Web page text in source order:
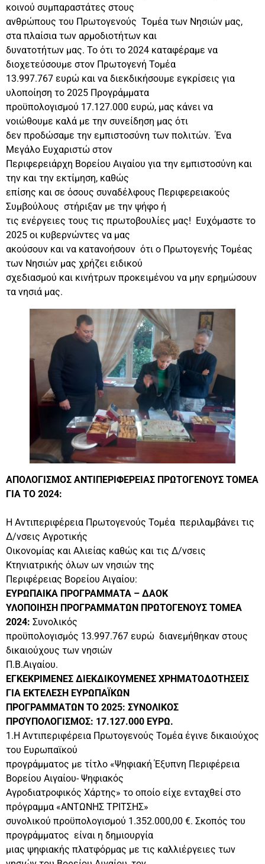
κοινού συμπαραστάτες στους
ανθρώπους του Πρωτογενούς Τομέα των Νησιών μας,
στα πλαίσια των αρμοδιοτήτων και
δυνατοτήτων μας. Το ότι το 2024 καταφέραμε να
διοχετεύσουμε στον Πρωτογενή Τομέα
13.997.767 ευρώ και να διεκδικήσουμε εγκρίσεις για
υλοποίηση το 2025 Προγράμματα
προϋπολογισμού 17.127.000 ευρώ, μας κάνει να
νοιώθουμε καλά με την συνείδηση μας ότι
δεν προδώσαμε την εμπιστοσύνη των πολιτών. Ένα
Μεγάλο Ευχαριστώ στον
Περιφερειάρχη Βορείου Αιγαίου για την εμπιστοσύνη και
την και την εκτίμηση, καθώς
επίσης και σε όσους συναδέλφους Περιφερειακούς
Συμβούλους στήριξαν με την ψήφο ή
τις ενέργειες τους τις πρωτοβουλίες μας! Ευχόμαστε το
2025 οι κυβερνώντες να μας
ακούσουν και να κατανοήσουν ότι ο Πρωτογενής Τομέας
των Νησιών μας χρήζει ειδικού
σχεδιασμού και κινήτρων προκειμένου να μην ερημώσουν
τα νησιά μας.
ΑΠΟΛΟΓΙΣΜΟΣ ΑΝΤΙΠΕΡΙΦΕΡΕΙΑΣ ΠΡΩΤΟΓΕΝΟΥΣ ΤΟΜΕΑ
ΓΙΑ ΤΟ 2024:
Η Αντιπεριφέρεια Πρωτογενούς Τομέα περιλαμβάνει τις
Δ/νσεις Αγροτικής
Οικονομίας και Αλιείας καθώς και τις Δ/νσεις
Κτηνιατρικής όλων ων νησιών της
Περιφέρειας Βορείου Αιγαίου:
ΕΥΡΩΠΑΙΚΑ ΠΡΟΓΡΑΜΜΑΤΑ – ΔΑΟΚ
ΥΛΟΠΟΙΗΣΗ ΠΡΟΓΡΑΜΜΑΤΩΝ ΠΡΩΤΟΓΕΝΟΥΣ ΤΟΜΕΑ
2024: Συνολικός
προϋπολογισμός 13.997.767 ευρώ διανεμήθηκαν στους
δικαιούχους των νησιών
Π.Β.Αιγαίου.
ΕΓΚΕΚΡΙΜΕΝΕΣ ΔΙΕΚΔΙΚΟΥΜΕΝΕΣ ΧΡΗΜΑΤΟΔΟΤΗΣΕΙΣ
ΓΙΑ ΕΚΤΕΛΕΣΗ ΕΥΡΩΠΑΪΚΩΝ
ΠΡΟΓΡΑΜΜΑΤΩΝ ΤΟ 2025: ΣΥΝΟΛΙΚΟΣ
ΠΡΟΎΠΟΛΟΓΙΣΜΟΣ: 17.127.000 ΕΥΡΩ.
1.Η Αντιπεριφέρεια Πρωτογενούς Τομέα έγινε δικαιούχος
του Ευρωπαϊκού
προγράμματος με τίτλο «Ψηφιακή Έξυπνη Περιφέρεια
Βορείου Αιγαίου- Ψηφιακός
Αγροδιατροφικός Χάρτης» το οποίο είχε ενταχθεί στο
πρόγραμμα «ΑΝΤΩΝΗΣ ΤΡΙΤΣΗΣ»
συνολικού προϋπολογισμού 1.352.000,00 €. Σκοπός του
προγράμματος είναι η δημιουργία
μιας ψηφιακής πλατφόρμας με τις καλλιέργειες των